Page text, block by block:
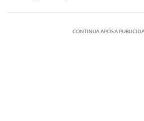
CONTINUA APÓS A